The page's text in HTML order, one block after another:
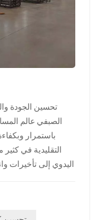
تحسين الجودة
الصبفي عالم
باستمرار
التقليدية في
اليدوي إلى تأخيرات
الصب بأحدث